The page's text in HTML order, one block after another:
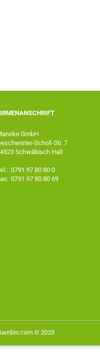
GmbH
Scholl-Str. 7
Schwäbisch Hall
0791 97 80 80 0
0791 97 80 80 69
© 2023